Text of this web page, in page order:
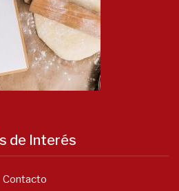
de Interés
Contacto